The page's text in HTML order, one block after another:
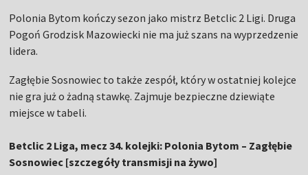
Polonia Bytom kończy sezon jako mistrz Betclic 2 Ligi. Druga
Pogoń Grodzisk Mazowiecki nie ma już szans na wyprzedzenie
lidera.
Zagłębie Sosnowiec to także zespół, który w ostatniej kolejce
nie gra już o żadną stawkę. Zajmuje bezpieczne dziewiąte
miejsce w tabeli.
Betclic 2 Liga, mecz 34. kolejki: Polonia Bytom – Zagłębie
Sosnowiec [szczegóły transmisji na żywo]